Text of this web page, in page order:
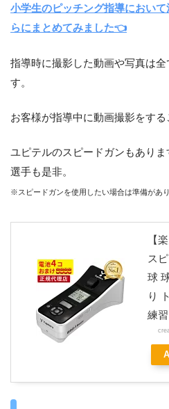
小学生のピッチング指導におい
らにまとめてみました👈
指導時に撮影した動画や写真は
す。
お客様が指導中に動画撮影をする
ユピテルのスピードガンもあり
選手も是非。
※スピードガンを使用したい場合は準備があ
【
ス
球
り
練